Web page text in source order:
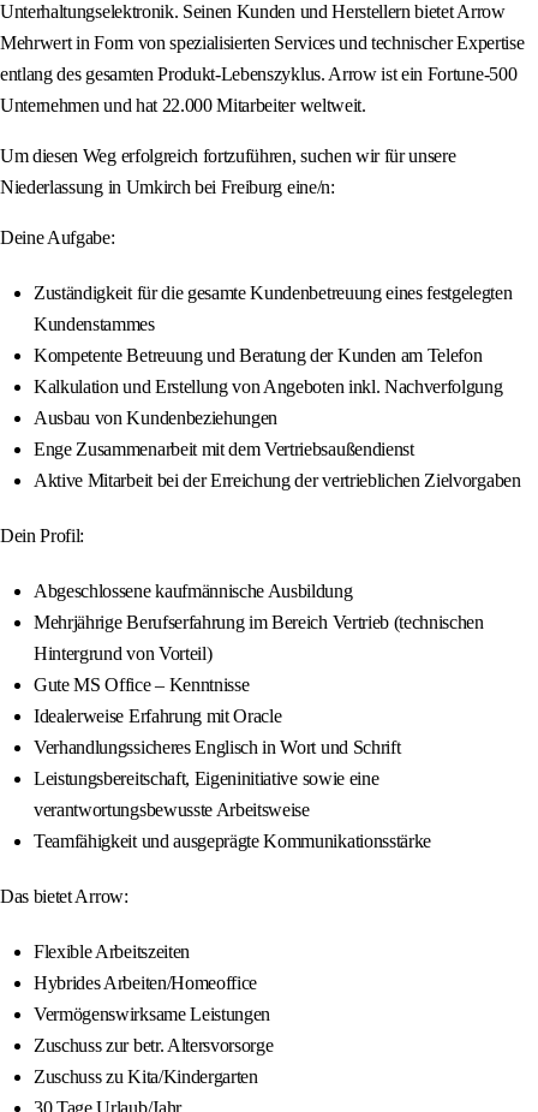
Unterhaltungselektronik. Seinen Kunden und Herstellern bietet Arrow
Mehrwert in Form von spezialisierten Services und technischer Expertise
entlang des gesamten Produkt-Lebenszyklus. Arrow ist ein Fortune-500
Unternehmen und hat 22.000 Mitarbeiter weltweit.
Um diesen Weg erfolgreich fortzuführen, suchen wir für unsere
Niederlassung in Umkirch bei Freiburg eine/n:
Deine Aufgabe:
Zuständigkeit für die gesamte Kundenbetreuung eines festgelegten
Kundenstammes
Kompetente Betreuung und Beratung der Kunden am Telefon
Kalkulation und Erstellung von Angeboten inkl. Nachverfolgung
Ausbau von Kundenbeziehungen
Enge Zusammenarbeit mit dem Vertriebsaußendienst
Aktive Mitarbeit bei der Erreichung der vertrieblichen Zielvorgaben
Dein Profil:
Abgeschlossene kaufmännische Ausbildung
Mehrjährige Berufserfahrung im Bereich Vertrieb (technischen
Hintergrund von Vorteil)
Gute MS Office – Kenntnisse
Idealerweise Erfahrung mit Oracle
Verhandlungssicheres Englisch in Wort und Schrift
Leistungsbereitschaft, Eigeninitiative sowie eine
verantwortungsbewusste Arbeitsweise
Teamfähigkeit und ausgeprägte Kommunikationsstärke
Das bietet Arrow:
Flexible Arbeitszeiten
Hybrides Arbeiten/Homeoffice
Vermögenswirksame Leistungen
Zuschuss zur betr. Altersvorsorge
Zuschuss zu Kita/Kindergarten